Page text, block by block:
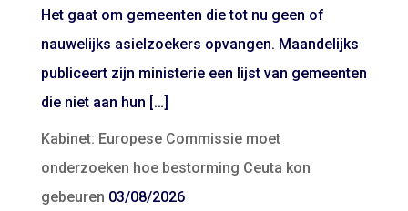
Het gaat om gemeenten die tot nu geen of
nauwelijks asielzoekers opvangen. Maandelijks
publiceert zijn ministerie een lijst van gemeenten
die niet aan hun […]
Kabinet: Europese Commissie moet
onderzoeken hoe bestorming Ceuta kon
gebeuren 03/08/2026